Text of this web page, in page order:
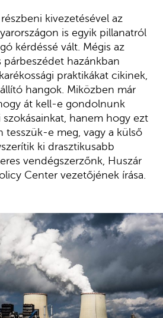
kivezetésével az
is egyik pillanatról
kérdéssé vált. Mégis az
hazánkban
praktikákat cikinek,
hangok. Miközben már
át kell-e gondolnunk
szokásainkat, hanem hogy ezt
tesszük-e meg, vagy a külső
ki drasztikusabb
vendégszerzőnk, Huszár
Center vezetőjének írása.